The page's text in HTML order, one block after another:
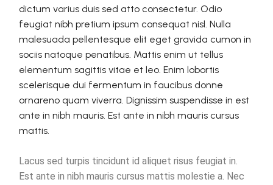
dictum varius duis sed atto consectetur. Odio
feugiat nibh pretium ipsum consequat nisl. Nulla
malesuada pellentesque elit eget gravida cumon in
sociis natoque penatibus. Mattis enim ut tellus
elementum sagittis vitae et leo. Enim lobortis
scelerisque dui fermentum in faucibus donne
ornareno quam viverra. Dignissim suspendisse in est
ante in nibh mauris. Est ante in nibh mauris cursus
mattis.
Lacus sed turpis tincidunt id aliquet risus feugiat in.
Est ante in nibh mauris cursus mattis molestie a. Nec